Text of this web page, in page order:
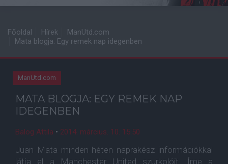
Főoldal Hírek
ManUtd.com
Mata blogja: Egy remek nap idegenben
ManUtd.com
MATA BLOGJA: EGY REMEK NAP
IDEGENBEN
Balog Attila • 2014. március. 10. 15:50
Juan Mata minden héten naprakész információkkal
látja el a Manchester United szurkolóit. Íme a